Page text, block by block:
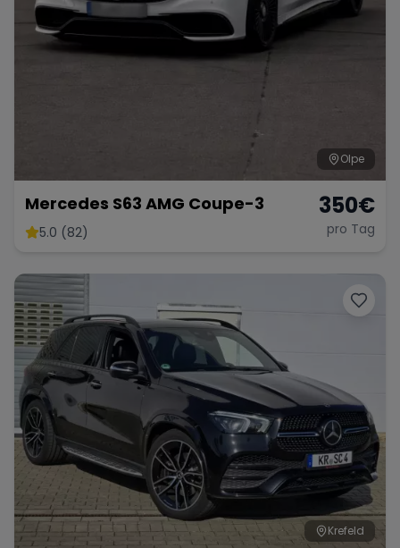
Olpe
Mercedes S63 AMG Coupe-3
5.0 (82)
350€
pro Tag
Krefeld